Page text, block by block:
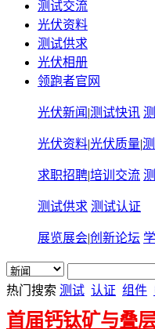
测试交流
光伏资料
测试供求
光伏相册
领跑者官网
光伏新闻 |测试快讯
光伏资料|光伏质量|
求职招聘|培训交流
测试供求 测试认证
展览展会|创新论坛
热门搜索 测试 认证 组件
首届钙钛矿与叠